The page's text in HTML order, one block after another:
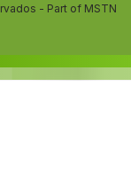
- Part of MSTN